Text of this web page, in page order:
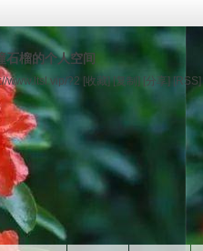
石榴的个人空间
www.ltsl.vip/?2 [收藏] [复制] [分享] [RSS]